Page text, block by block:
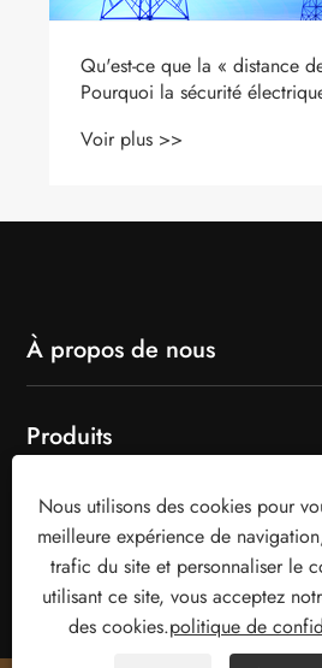
Qu'est-ce que la « distance
Pourquoi la sécurité
Voir plus >>
À propos de nous
Produits
Contactez-nous
SUIVEZ-NOUS
Nous utilisons des cookies pour
meilleure expérience de
trafic du site et personnaliser le
utilisant ce site, vous acceptez
des cookies.politique de